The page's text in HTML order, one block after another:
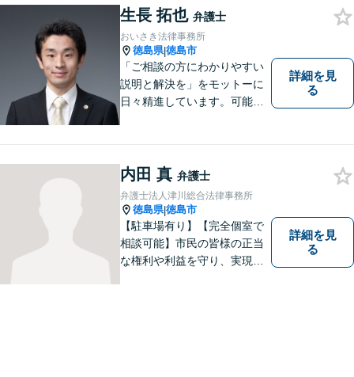
務整理など）を中心に、社会
的事件にも対応いたします。
お気軽にご相談ください。
生長 拓也 弁護士
おいさき法律事務所
徳島県|徳島市
「ご相談の方にわかりやすい
説明と解決を」をモットーに
日々精進しています。可能な
詳細を見
る
内田 真 弁護士
弁護士法人津川総合法律事務所
徳島県|徳島市
【駐車場有り】【完全個室で
相談可能】市民の皆様の正当
な権利や利益を守り、実現す
詳細を見
る